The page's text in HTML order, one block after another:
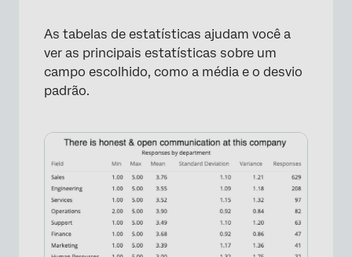
×
As tabelas de estatísticas ajudam você a
ver as principais estatísticas sobre um
campo escolhido, como a média e o desvio
padrão.